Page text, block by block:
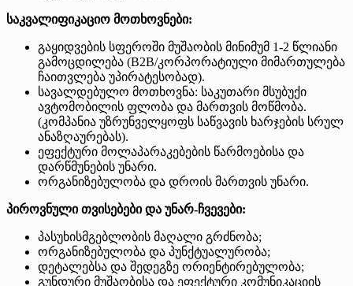
საკვალიფიკაციო მოთხოვნები:
გაყიდვების სფეროში მუშაობის მინიმუმ 1-2 წლიანი
გამოცდილება (B2B/კორპორატიული მიმართულება
ჩაითვლება უპირატესობად).
სავალდებულო მოთხოვნა: საკუთარი მსუბუქი
ავტომობილის ფლობა და მართვის მოწმობა.
(კომპანია უზრუნველყოფს საწვავის ხარჯების სრულ
ანაზღაურებას).
ეფექტური მოლაპარაკებების წარმოებისა და
დარწმუნების უნარი.
ორგანიზებულობა და დროის მართვის უნარი.
პიროვნული თვისებები და უნარ-ჩვევები:
პასუხისმგებლობის მაღალი გრძნობა;
ორგანიზებულობა და პუნქტუალურობა;
დეტალებსა და შედეგზე ორიენტირებულობა;
გუნდური მუშაობისა და ეფექტური კომუნიკაციის